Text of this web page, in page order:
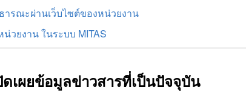
รณะผ่านเว็บไซต์ของหน่วยงาน
วยงาน ในระบบ MITAS
เผยข้อมูลข่าวสารที่เป็นปัจจุบัน